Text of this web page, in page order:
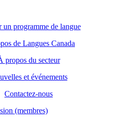
un programme de langue
de Langues Canada
propos du secteur
et événements
Contactez-nous
(membres)